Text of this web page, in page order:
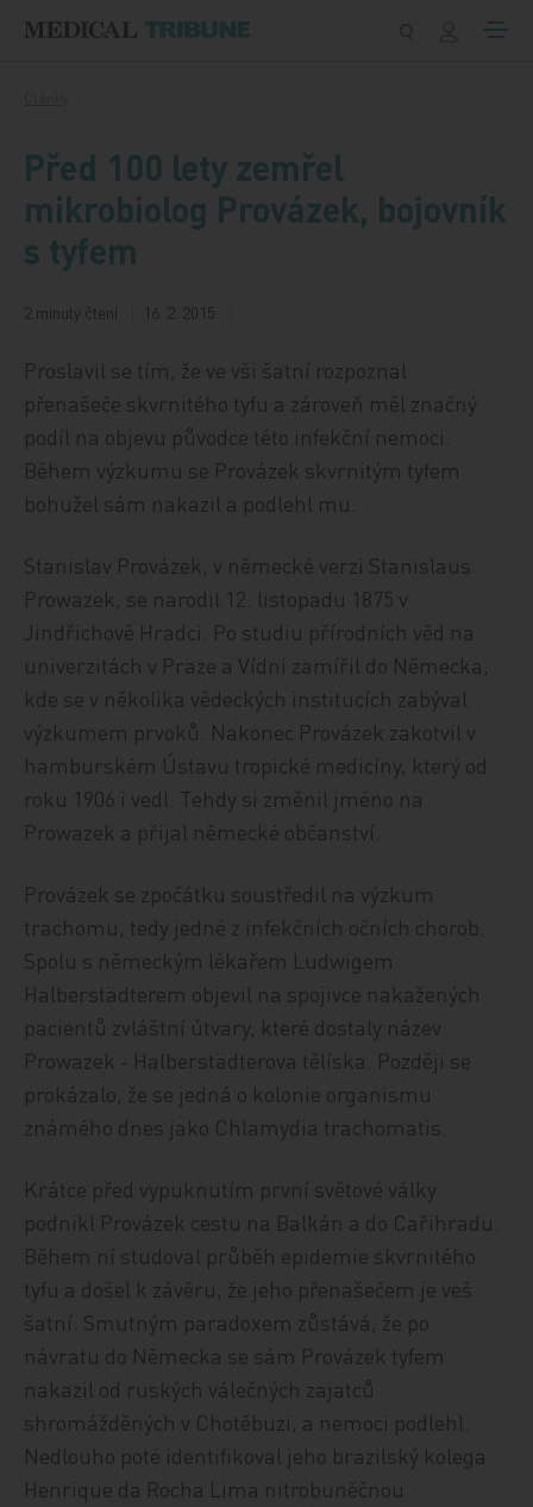
Před 100 lety zemřel
mikrobiolog Provázek, bojovník
s tyfem
2 minuty čtení 16. 2. 2015
Proslavil se tím, že ve vši šatní rozpoznal
přenašeče skvrnitého tyfu a zároveň měl značný
podíl na objevu původce této infekční nemoci.
Během výzkumu se Provázek skvrnitým tyfem
bohužel sám nakazil a podlehl mu.
Stanislav Provázek, v německé verzi Stanislaus
Prowazek, se narodil 12. listopadu 1875 v
Jindřichově Hradci. Po studiu přírodních věd na
univerzitách v Praze a Vídni zamířil do Německa,
kde se v několika vědeckých institucích zabýval
výzkumem prvoků. Nakonec Provázek zakotvil v
hamburském Ústavu tropické medicíny, který od
roku 1906 i vedl. Tehdy si změnil jméno na
Prowazek a přijal německé občanství.
Provázek se zpočátku soustředil na výzkum
trachomu, tedy jedné z infekčních očních chorob.
Spolu s německým lékařem Ludwigem
Halberstädterem objevil na spojivce nakažených
pacientů zvláštní útvary, které dostaly název
Prowazek - Halberstädterova tělíska. Později se
prokázalo, že se jedná o kolonie organismu
známého dnes jako Chlamydia trachomatis.
Krátce před vypuknutím první světové války
podnikl Provázek cestu na Balkán a do Cařihradu.
Během ní studoval průběh epidemie skvrnitého
tyfu a došel k závěru, že jeho přenašečem je veš
šatní. Smutným paradoxem zůstává, že po
návratu do Německa se sám Provázek tyfem
nakazil od ruských válečných zajatců
shromážděných v Chotěbuzi, a nemoci podlehl.
Nedlouho poté identifikoval jeho brazilský kolega
Henrique da Rocha Lima nitrobuněčnou